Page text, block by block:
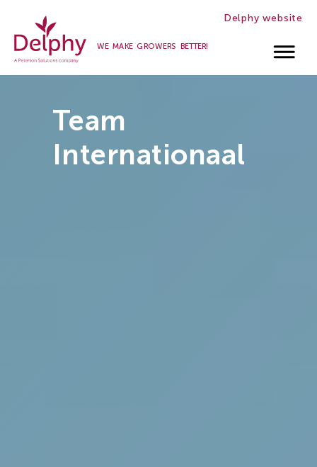
Delphy website
Werken
Delphy
WE MAKE GROWERS BETTER!
Team
Internationaal